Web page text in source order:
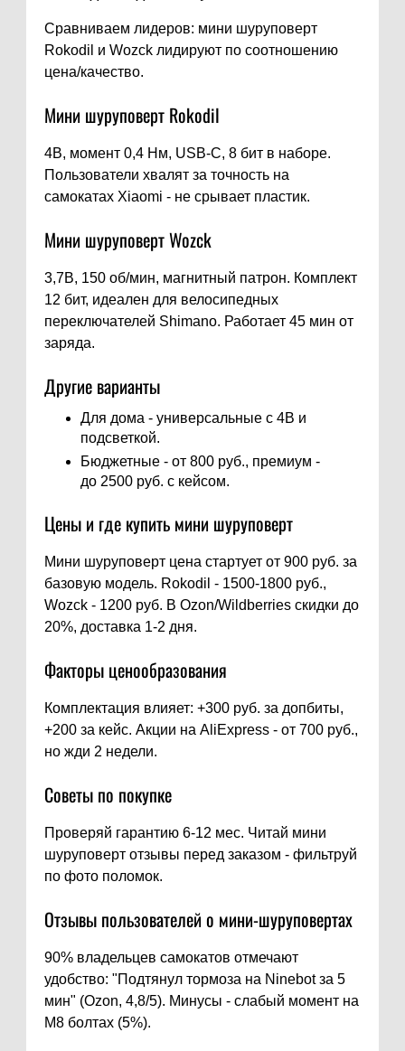
Сравниваем лидеров: мини шуруповерт
Rokodil и Wozck лидируют по соотношению
цена/качество.
Мини шуруповерт Rokodil
4В, момент 0,4 Нм, USB-C, 8 бит в наборе.
Пользователи хвалят за точность на
самокатах Xiaomi - не срывает пластик.
Мини шуруповерт Wozck
3,7В, 150 об/мин, магнитный патрон. Комплект
12 бит, идеален для велосипедных
переключателей Shimano. Работает 45 мин от
заряда.
Другие варианты
Для дома - универсальные с 4В и
подсветкой.
Бюджетные - от 800 руб., премиум -
до 2500 руб. с кейсом.
Цены и где купить мини шуруповерт
Мини шуруповерт цена стартует от 900 руб. за
базовую модель. Rokodil - 1500-1800 руб.,
Wozck - 1200 руб. В Ozon/Wildberries скидки до
20%, доставка 1-2 дня.
Факторы ценообразования
Комплектация влияет: +300 руб. за допбиты,
+200 за кейс. Акции на AliExpress - от 700 руб.,
но жди 2 недели.
Советы по покупке
Проверяй гарантию 6-12 мес. Читай мини
шуруповерт отзывы перед заказом - фильтруй
по фото поломок.
Отзывы пользователей о мини-шуруповертах
90% владельцев самокатов отмечают
удобство: "Подтянул тормоза на Ninebot за 5
мин" (Ozon, 4,8/5). Минусы - слабый момент на
M8 болтах (5%).